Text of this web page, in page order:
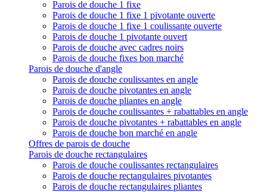
Parois de douche 1 fixe
Parois de douche 1 fixe 1 pivotante ouverte
Parois de douche 1 fixe 1 coulissante ouverte
Parois de douche 1 pivotante ouvert
Parois de douche avec cadres noirs
Parois de douche fixes bon marché
Parois de douche d'angle
Parois de douche coulissantes en angle
Parois de douche pivotantes en angle
Parois de douche pliantes en angle
Parois de douche coulissantes + rabattables en angle
Parois de douche pivotantes + rabattables en angle
Parois de douche bon marché en angle
Offres de parois de douche
Parois de douche rectangulaires
Parois de douche coulissantes rectangulaires
Parois de douche rectangulaires pivotantes
Parois de douche rectangulaires pliantes